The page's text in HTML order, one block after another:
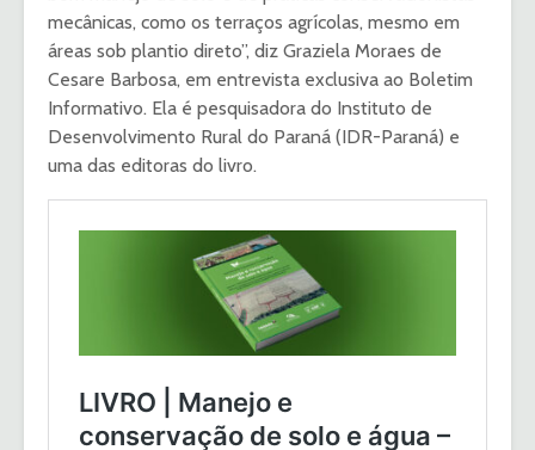
mecânicas, como os terraços agrícolas, mesmo em
áreas sob plantio direto”, diz Graziela Moraes de
Cesare Barbosa, em entrevista exclusiva ao Boletim
Informativo. Ela é pesquisadora do Instituto de
Desenvolvimento Rural do Paraná (IDR-Paraná) e
uma das editoras do livro.